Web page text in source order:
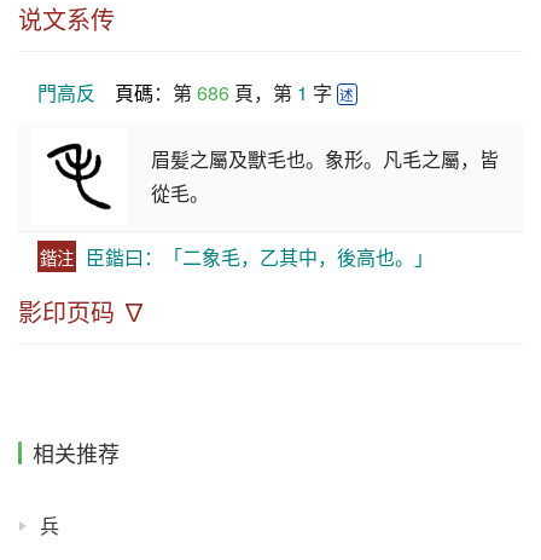
说文系传
門高反 頁碼：第 686 頁，第 1 字 述
眉髪之屬及獸毛也。象形。凡毛之屬，皆
從毛。
鍇注 臣鍇曰：「二象毛，乙其中，後高也。」
影印页码 ∇
相关推荐
兵